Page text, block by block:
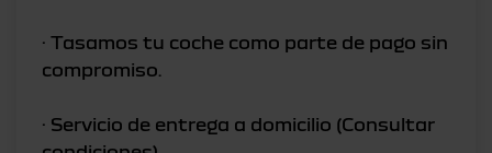
· Tasamos tu coche como parte de pago sin
compromiso.
· Servicio de entrega a domicilio (Consultar